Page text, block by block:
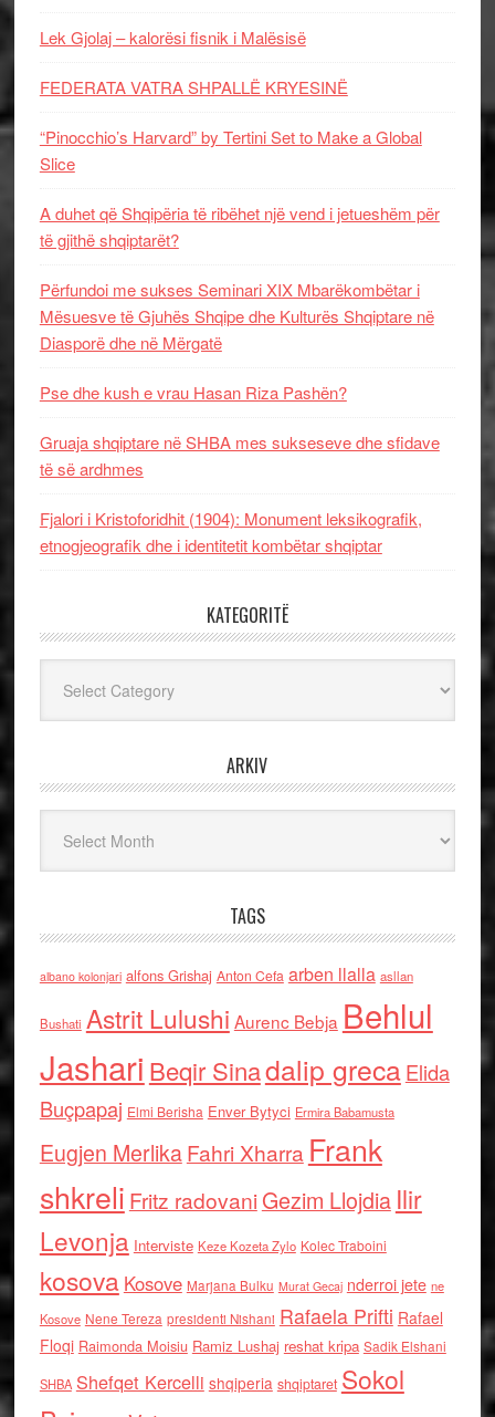
Lek Gjolaj – kalorësi fisnik i Malësisë
FEDERATA VATRA SHPALLË KRYESINË
“Pinocchio’s Harvard” by Tertini Set to Make a Global
Slice
A duhet që Shqipëria të ribëhet një vend i jetueshëm për
të gjithë shqiptarët?
Përfundoi me sukses Seminari XIX Mbarëkombëtar i
Mësuesve të Gjuhës Shqipe dhe Kulturës Shqiptare në
Diasporë dhe në Mërgatë
Pse dhe kush e vrau Hasan Riza Pashën?
Gruaja shqiptare në SHBA mes sukseseve dhe sfidave
të së ardhmes
Fjalori i Kristoforidhit (1904): Monument leksikografik,
etnogjeografik dhe i identitetit kombëtar shqiptar
KATEGORITË
ARKIV
TAGS
albano kolonjari alfons Grishaj Anton Cefa arben llalla asllan
Bushati Astrit Lulushi Aurenc Bebja Behlul
Jashari Beqir Sinadalip grecaElida
Buçpapaj Elmi Berisha Enver Bytyci Ermira Babamusta
Eugjen MerlikaFahri Xharra Frank
shkreli Fritz radovaniGezim Llojdia Ilir
Levonja Interviste Keze Kozeta Zylo Kolec Traboini
kosova Kosove Marjana Bulku Murat Gecaj nderroi jete ne
Kosove Nene Tereza presidenti Nishani Rafaela Prifti Rafael
Floqi Raimonda Moisiu Ramiz Lushaj reshat kripa Sadik Elshani
SHBA Shefqet Kercelli shqiperia shqiptaret Sokol